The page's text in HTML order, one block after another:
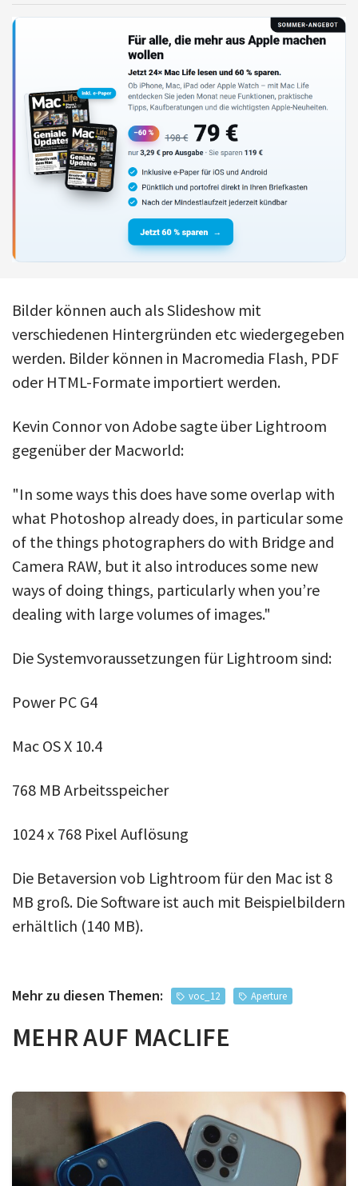
Bilder können auch als Slideshow mit
verschiedenen Hintergründen etc wiedergegeben
werden. Bilder können in Macromedia Flash, PDF
oder HTML-Formate importiert werden.
Kevin Connor von Adobe sagte über Lightroom
gegenüber der Macworld:
"In some ways this does have some overlap with
what Photoshop already does, in particular some
of the things photographers do with Bridge and
Camera RAW, but it also introduces some new
ways of doing things, particularly when you’re
dealing with large volumes of images."
Die Systemvoraussetzungen für Lightroom sind:
Power PC G4
Mac OS X 10.4
768 MB Arbeitsspeicher
1024 x 768 Pixel Auflösung
Die Betaversion vob Lightroom für den Mac ist 8
MB groß. Die Software ist auch mit Beispielbildern
erhältlich (140 MB).
Mehr zu diesen Themen: voc_12 Aperture
MEHR AUF MACLIFE